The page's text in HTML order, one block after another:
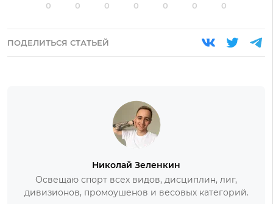
0 0 0 0 0 0 0
ПОДЕЛИТЬСЯ СТАТЬЕЙ
Николай Зеленкин
Освещаю спорт всех видов, дисциплин, лиг,
дивизионов, промоушенов и весовых категорий.